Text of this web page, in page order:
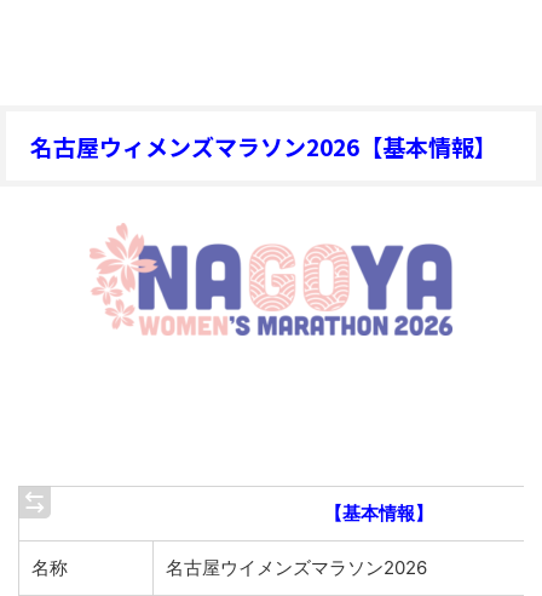
名古屋ウィメンズマラソン2026【基本情報】
【基本情報】
名称 名古屋ウイメンズマラソン2026